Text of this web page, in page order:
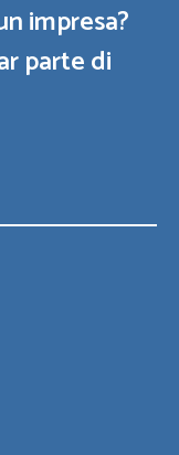
impresa?
parte di